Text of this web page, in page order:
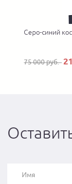
Серо-синий
75 000 руб.